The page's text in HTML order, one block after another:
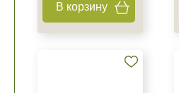
В корзину